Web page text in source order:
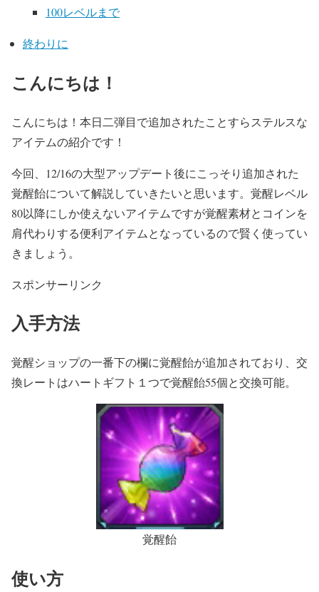
100レベルまで
終わりに
こんにちは！
こんにちは！本日二弾目で追加されたことすらステルスな
アイテムの紹介です！
今回、12/16の大型アップデート後にこっそり追加された
覚醒飴について解説していきたいと思います。覚醒レベル
80以降にしか使えないアイテムですが覚醒素材とコインを
肩代わりする便利アイテムとなっているので賢く使ってい
きましょう。
スポンサーリンク
入手方法
覚醒ショップの一番下の欄に覚醒飴が追加されており、交
換レートはハートギフト１つで覚醒飴55個と交換可能。
覚醒飴
使い方